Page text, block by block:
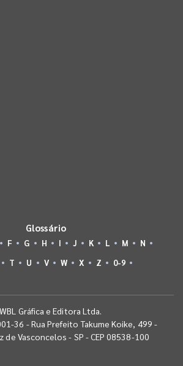
Glossário
F G H I J K L M
N
T U V W X Z 0-9
Gráfica e Editora Ltda.
36 - Rua Prefeito Takume Koike, 499 -
de Vasconcelos - SP - CEP 08538-100